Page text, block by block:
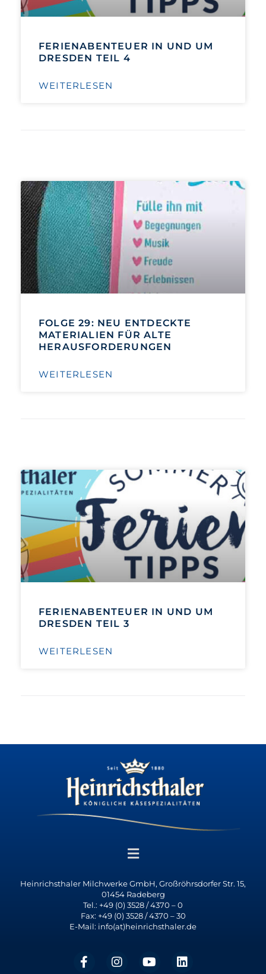
FERIENABENTEUER IN UND UM
DRESDEN TEIL 4
WEITERLESEN
FOLGE 29: NEU ENTDECKTE
MATERIALIEN FÜR ALTE
HERAUSFORDERUNGEN
WEITERLESEN
FERIENABENTEUER IN UND UM
DRESDEN TEIL 3
WEITERLESEN
Heinrichsthaler Milchwerke GmbH, Großröhrsdorfer Str. 15,
01454 Radeberg
Tel.: +49 (0) 3528 / 4370 – 0
Fax: +49 (0) 3528 / 4370 – 30
E-Mail: info(at)heinrichsthaler.de